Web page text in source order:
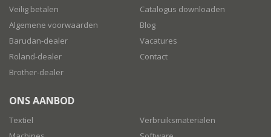
Veilig betalen
Algemene voorwaarden
Barudan-dealer
Roland-dealer
Brother-dealer
Catalogus downloaden
Blog
Vacatures
Contact
ONS AANBOD
Textiel
Verbruiksmaterialen